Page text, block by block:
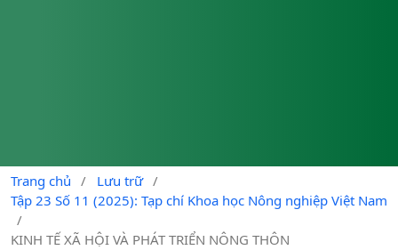
Trang chủ / Lưu trữ /
Tập 23 Số 11 (2025): Tạp chí Khoa học Nông nghiệp Việt Nam
/
KINH TẾ XÃ HỘI VÀ PHÁT TRIỂN NÔNG THÔN